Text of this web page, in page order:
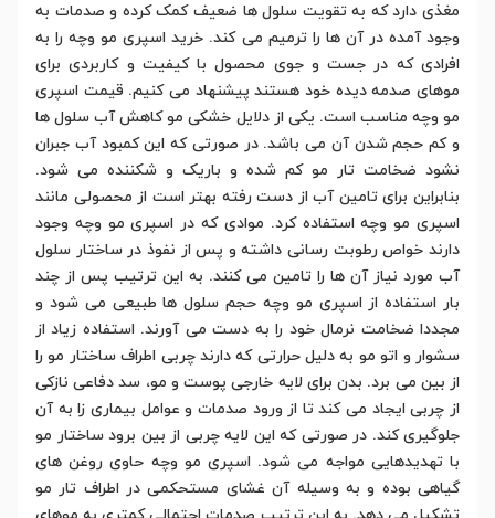
مغذی دارد که به تقویت سلول ها ضعیف کمک کرده و صدمات به
وجود آمده در آن ها را ترمیم می کند. خرید اسپری مو وچه را به
افرادی که در جست و جوی محصول با کیفیت و کاربردی برای
موهای صدمه دیده خود هستند پیشنهاد می کنیم. قیمت اسپری
مو وچه مناسب است. یکی از دلایل خشکی مو کاهش آب سلول ها
و کم حجم شدن آن می باشد. در صورتی که این کمبود آب جبران
نشود ضخامت تار مو کم شده و باریک و شکننده می شود.
بنابراین برای تامین آب از دست رفته بهتر است از محصولی مانند
اسپری مو وچه استفاده کرد. موادی که در اسپری مو وچه وجود
دارند خواص رطوبت رسانی داشته و پس از نفوذ در ساختار سلول
آب مورد نیاز آن ها را تامین می کنند. به این ترتیب پس از چند
بار استفاده از اسپری مو وچه حجم سلول ها طبیعی می شود و
مجددا ضخامت نرمال خود را به دست می آورند. استفاده زیاد از
سشوار و اتو مو به دلیل حرارتی که دارند چربی اطراف ساختار مو را
از بین می برد. بدن برای لایه خارجی پوست و مو، سد دفاعی نازکی
از چربی ایجاد می کند تا از ورود صدمات و عوامل بیماری زا به آن
جلوگیری کند. در صورتی که این لایه چربی از بین برود ساختار مو
با تهدیدهایی مواجه می شود. اسپری مو وچه حاوی روغن های
گیاهی بوده و به وسیله آن غشای مستحکمی در اطراف تار مو